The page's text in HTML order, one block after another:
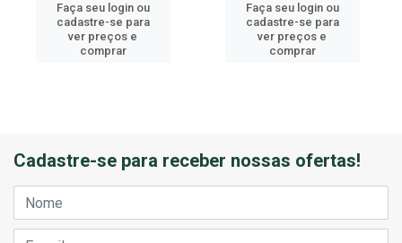
Faça seu login ou
cadastre-se para
ver preços e
comprar
Faça seu login ou
cadastre-se para
ver preços e
comprar
Cadastre-se para receber nossas ofertas!